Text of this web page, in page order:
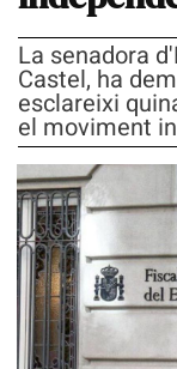
La senadora
Castel, ha
esclareixi
el moviment